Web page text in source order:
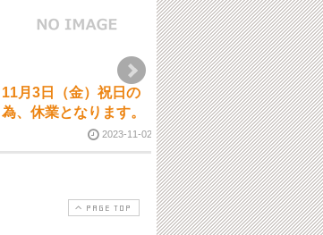
11月3日（金）祝日の
為、休業となります。
2023-11-02
11月14日（土）通常営
業です。【ご予約状
況】
2020-11-
PAGE TOP